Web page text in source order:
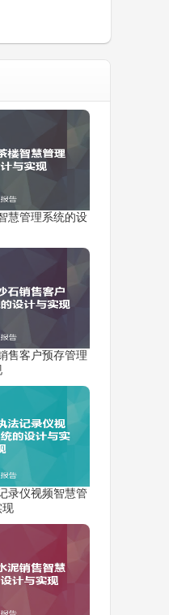
慧管理系统的设
售客户预存管理
录仪视频智慧管
现